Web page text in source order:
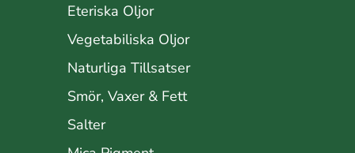
Eteriska Oljor
Vegetabiliska Oljor
Naturliga Tillsatser
Smör, Vaxer & Fett
Salter